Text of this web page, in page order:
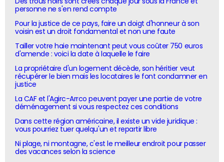
personne ne s'en rend compte
Pour la justice de ce pays, faire un doigt d'honneur à son
voisin est un droit fondamental et non une faute
Tailler votre haie maintenant peut vous coûter 750 euros
d'amende : voici la date à laquelle le faire
La propriétaire d'un logement décède, son héritier veut
récupérer le bien mais les locataires le font condamner en
justice
La CAF et l'Agirc-Arrco peuvent payer une partie de votre
déménagement si vous respectez ces conditions
Dans cette région américaine, il existe un vide juridique :
vous pourriez tuer quelqu'un et repartir libre
Ni plage, ni montagne, c'est le meilleur endroit pour passer
des vacances selon la science